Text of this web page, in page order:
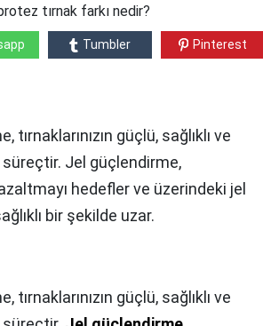
tırnak farkı nedir?
Tumbler Pinterest
güçlü, sağlıklı ve
Jel güçlendirme,
azaltmayı hedefler ve üzerindeki jel
bir şekilde uzar.
tırnaklarınızın güçlü, sağlıklı ve